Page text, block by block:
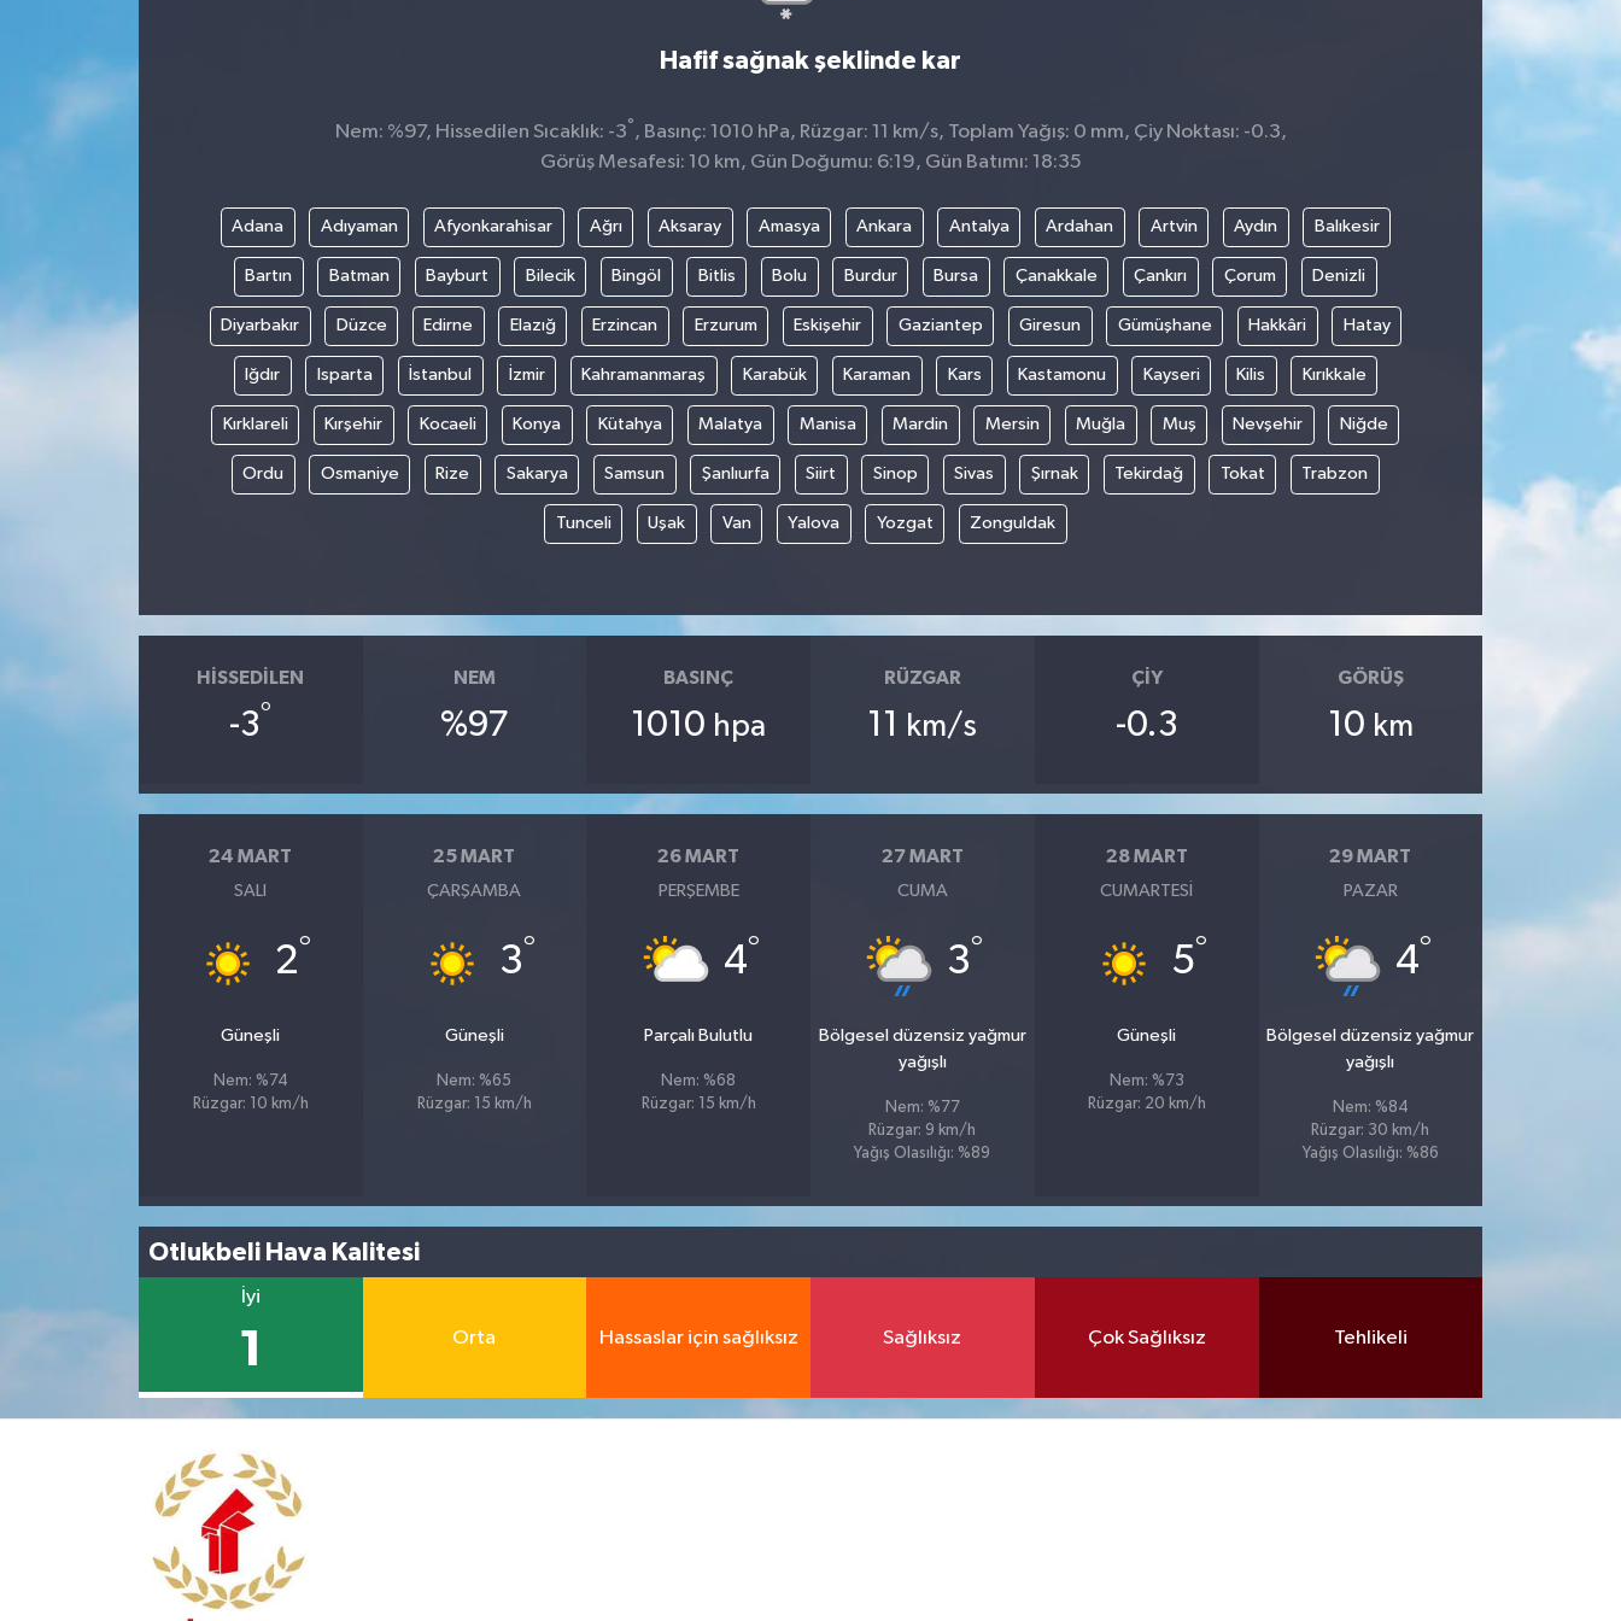
Hafif sağnak şeklinde kar
Nem: %97, Hissedilen Sıcaklık: -3° , Basınç: 1010 hPa, Rüzgar: 11 km/s, Toplam Yağış: 0 mm, Çiy Noktası: -0.3,
Görüş Mesafesi: 10 km, Gün Doğumu: 6:19, Gün Batımı: 18:35
Adana Adıyaman Afyonkarahisar Ağrı Aksaray Amasya Ankara Antalya Ardahan Artvin Aydın Balıkesir
Bartın Batman Bayburt Bilecik Bingöl Bitlis Bolu Burdur Bursa Çanakkale Çankırı Çorum Denizli
Diyarbakır Düzce Edirne Elazığ Erzincan Erzurum Eskişehir Gaziantep Giresun Gümüşhane Hakkâri Hatay
Iğdır Isparta İstanbul İzmir Kahramanmaraş Karabük Karaman Kars Kastamonu Kayseri Kilis Kırıkkale
Kırklareli Kırşehir Kocaeli Konya Kütahya Malatya Manisa Mardin Mersin Muğla Muş Nevşehir Niğde
Ordu Osmaniye Rize Sakarya Samsun Şanlıurfa Siirt Sinop Sivas Şırnak Tekirdağ Tokat Trabzon
Tunceli Uşak Van Yalova Yozgat Zonguldak
HISSEDILEN
-3°
NEM
%97
BASINÇ
1010 hpa
RÜZGAR
11 km/s
ÇIY
-0.3
GÖRÜŞ
10 km
24 MART
SALI
2°
Güneşli
Nem: %74
Rüzgar: 10 km/h
25 MART
ÇARŞAMBA
3°
Güneşli
Nem: %65
Rüzgar: 15 km/h
26 MART
PERŞEMBE
4°
Parçalı Bulutlu
Nem: %68
Rüzgar: 15 km/h
27 MART
CUMA
3°
Bölgesel düzensiz yağmur
yağışlı
Nem: %77
Rüzgar: 9 km/h
Yağış Olasılığı: %89
28 MART
CUMARTESI
5°
Güneşli
Nem: %73
Rüzgar: 20 km/h
29 MART
PAZAR
4°
Bölgesel düzensiz yağmur
yağışlı
Nem: %84
Rüzgar: 30 km/h
Yağış Olasılığı: %86
Otlukbeli Hava Kalitesi
İyi
1 Orta Hassaslar için sağlıksız Sağlıksız Çok Sağlıksız Tehlikeli
PROJELER İNGİLİZCE
YEREL MEDYA RAPORU